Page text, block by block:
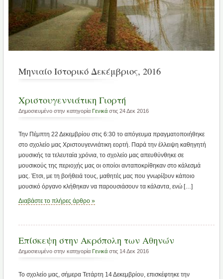
Μηνιαίο Ιστορικό Δεκέμβριος, 2016
Χριστουγεννιάτικη Γιορτή
Δημοσιευμένο στην κατηγορία Γενικάστις 24 Δεκ 2016
Την Πέμπτη 22 Δεκεμβρίου στις 6:30 το απόγευμα πραγματοποιήθηκε
στο σχολείο μας Χριστουγεννιάτικη εορτή. Παρά την έλλειψη καθηγητή
μουσικής τα τελευταία χρόνια, το σχολείο μας απευθύνθηκε σε
μουσικούς της περιοχής μας οι οποίοι ανταποκρίθηκαν στο κάλεσμά
μας. Έτσι, με τη βοήθειά τους, μαθητές μας που γνωρίζουν κάποιο
μουσικό όργανο κλήθηκαν να παρουσιάσουν τα κάλαντα, ενώ […]
Διαβάστε το πλήρες άρθρο »
Επίσκεψη στην Ακρόπολη των Αθηνών
Δημοσιευμένο στην κατηγορία Γενικάστις 14 Δεκ 2016
Το σχολείο μας, σήμερα Τετάρτη 14 Δεκεμβρίου, επισκέφτηκε την